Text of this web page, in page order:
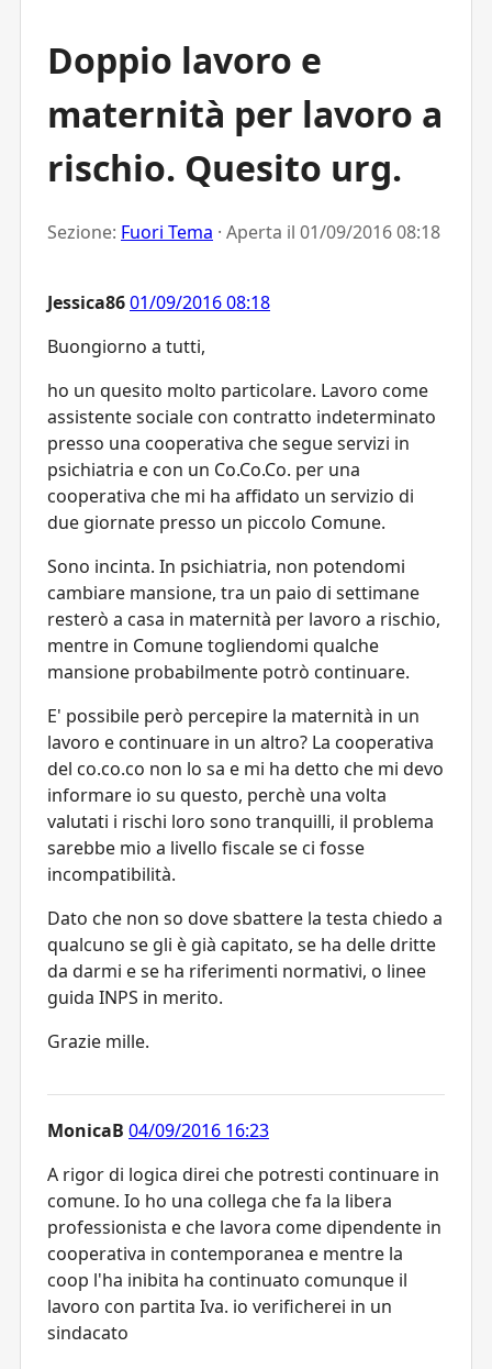
Doppio lavoro e
maternità per lavoro a
rischio. Quesito urg.
Sezione: Fuori Tema · Aperta il 01/09/2016 08:18
Jessica8601/09/2016 08:18
Buongiorno a tutti,
ho un quesito molto particolare. Lavoro come
assistente sociale con contratto indeterminato
presso una cooperativa che segue servizi in
psichiatria e con un Co.Co.Co. per una
cooperativa che mi ha affidato un servizio di
due giornate presso un piccolo Comune.
Sono incinta. In psichiatria, non potendomi
cambiare mansione, tra un paio di settimane
resterò a casa in maternità per lavoro a rischio,
mentre in Comune togliendomi qualche
mansione probabilmente potrò continuare.
E' possibile però percepire la maternità in un
lavoro e continuare in un altro? La cooperativa
del co.co.co non lo sa e mi ha detto che mi devo
informare io su questo, perchè una volta
valutati i rischi loro sono tranquilli, il problema
sarebbe mio a livello fiscale se ci fosse
incompatibilità.
Dato che non so dove sbattere la testa chiedo a
qualcuno se gli è già capitato, se ha delle dritte
da darmi e se ha riferimenti normativi, o linee
guida INPS in merito.
Grazie mille.
MonicaB 04/09/2016 16:23
A rigor di logica direi che potresti continuare in
comune. Io ho una collega che fa la libera
professionista e che lavora come dipendente in
cooperativa in contemporanea e mentre la
coop l'ha inibita ha continuato comunque il
lavoro con partita Iva. io verificherei in un
sindacato